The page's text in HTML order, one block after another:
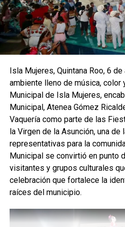
Isla Mujeres, Quintana Roo, 6
ambiente lleno de música, color
Municipal de Isla Mujeres,
Municipal, Atenea Gómez
Vaquería como parte de las
la Virgen de la Asunción, una
representativas para la
Municipal se convirtió en punto
visitantes y grupos culturales
celebración que fortalece la
raíces del municipio.